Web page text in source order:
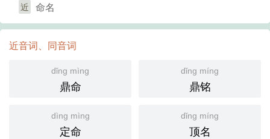
近 命名
近音词、同音词
dǐng mìng
鼎命
dǐng míng
鼎铭
dìng mìng
定命
dǐng míng
顶名